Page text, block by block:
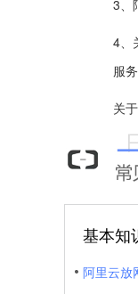
3、
4、
服
关
基本知
阿里云放